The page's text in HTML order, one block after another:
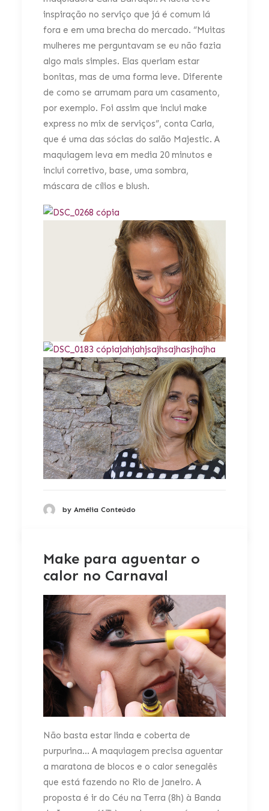
inspiração no serviço que já é comum lá
fora e em uma brecha do mercado. “Muitas
mulheres me perguntavam se eu não fazia
algo mais simples. Elas queriam estar
bonitas, mas de uma forma leve. Diferente
de como se arrumam para um casamento,
por exemplo. Foi assim que inclui make
express no mix de serviços”, conta Carla,
que é uma das sócias do salão Majestic. A
maquiagem leva em media 20 minutos e
inclui corretivo, base, uma sombra,
máscara de cílios e blush.
by Amélia Conteúdo
Make para aguentar o
calor no Carnaval
Não basta estar linda e coberta de
purpurina... A maquiagem precisa aguentar
a maratona de blocos e o calor senegalês
que está fazendo no Rio de Janeiro. A
proposta é ir do Céu na Terra (8h) à Banda